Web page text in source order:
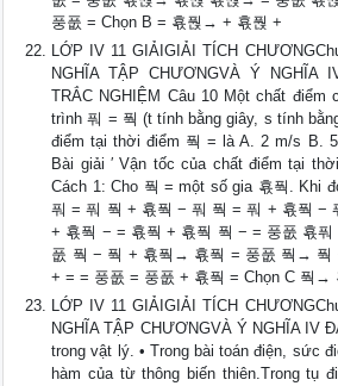
풍풊 = Chọn B = 횫풙→ + 횫풙 +
LỚP IV 11 GIẢIGIẢI TÍCH
NGHĨA TẬP CHƯƠNGVÀ Ý NGHĨA
TRẮC NGHIỆM Câu 10 Một chất điểm
trình 풔 = 풕 (t tính bằng giây, s tính
điểm tại thời điểm 풕 = là A. 2 m/s B.
Bài giải ′ Vận tốc của chất điểm tại
Cách 1: Cho 풕 = một số gia 횫풕. Khi
풔 = 풔 풕 + 횫풕 − 풔 풕 = 풔 + 횫풕 −
+ 횫풕 − = 횫풕 + 횫풕 풕 − = 풍풊 횫
풊 풕 − 풕 + 횫풕→ 횫풕 = 풍풊 풕→ 풕
+ = = 풍풊 = 풍풊 + 횫풕 = Chọn C 풕
LỚP IV 11 GIẢIGIẢI TÍCH
NGHĨA TẬP CHƯƠNGVÀ Ý NGHĨA IV
trong vật lý. • Trong bài toán điện, sức
hàm của từ thông biến thiên.Trong tụ